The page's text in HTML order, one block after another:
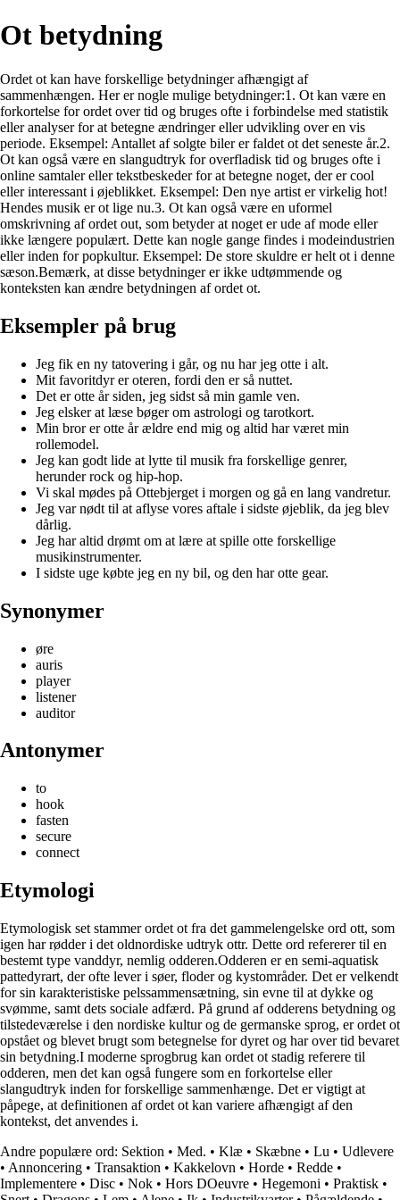
Ot betydning
Ordet ot kan have forskellige betydninger afhængigt af
sammenhængen. Her er nogle mulige betydninger:1. Ot kan være en
forkortelse for ordet over tid og bruges ofte i forbindelse med statistik
eller analyser for at betegne ændringer eller udvikling over en vis
periode. Eksempel: Antallet af solgte biler er faldet ot det seneste år.2.
Ot kan også være en slangudtryk for overfladisk tid og bruges ofte i
online samtaler eller tekstbeskeder for at betegne noget, der er cool
eller interessant i øjeblikket. Eksempel: Den nye artist er virkelig hot!
Hendes musik er ot lige nu.3. Ot kan også være en uformel
omskrivning af ordet out, som betyder at noget er ude af mode eller
ikke længere populært. Dette kan nogle gange findes i modeindustrien
eller inden for popkultur. Eksempel: De store skuldre er helt ot i denne
sæson.Bemærk, at disse betydninger er ikke udtømmende og
konteksten kan ændre betydningen af ordet ot.
Eksempler på brug
Jeg fik en ny tatovering i går, og nu har jeg otte i alt.
Mit favoritdyr er oteren, fordi den er så nuttet.
Det er otte år siden, jeg sidst så min gamle ven.
Jeg elsker at læse bøger om astrologi og tarotkort.
Min bror er otte år ældre end mig og altid har været min
rollemodel.
Jeg kan godt lide at lytte til musik fra forskellige genrer,
herunder rock og hip-hop.
Vi skal mødes på Ottebjerget i morgen og gå en lang vandretur.
Jeg var nødt til at aflyse vores aftale i sidste øjeblik, da jeg blev
dårlig.
Jeg har altid drømt om at lære at spille otte forskellige
musikinstrumenter.
I sidste uge købte jeg en ny bil, og den har otte gear.
Synonymer
øre
auris
player
listener
auditor
Antonymer
to
hook
fasten
secure
connect
Etymologi
Etymologisk set stammer ordet ot fra det gammelengelske ord ott, som
igen har rødder i det oldnordiske udtryk ottr. Dette ord refererer til en
bestemt type vanddyr, nemlig odderen.Odderen er en semi-aquatisk
pattedyrart, der ofte lever i søer, floder og kystområder. Det er velkendt
for sin karakteristiske pelssammensætning, sin evne til at dykke og
svømme, samt dets sociale adfærd. På grund af odderens betydning og
tilstedeværelse i den nordiske kultur og de germanske sprog, er ordet ot
opstået og blevet brugt som betegnelse for dyret og har over tid bevaret
sin betydning.I moderne sprogbrug kan ordet ot stadig referere til
odderen, men det kan også fungere som en forkortelse eller
slangudtryk inden for forskellige sammenhænge. Det er vigtigt at
påpege, at definitionen af ordet ot kan variere afhængigt af den
kontekst, det anvendes i.
Andre populære ord: Sektion • Med. • Klæ • Skæbne • Lu • Udlevere
• Annoncering • Transaktion • Kakkelovn • Horde • Redde •
Implementere • Disc • Nok • Hors DOeuvre • Hegemoni • Praktisk •